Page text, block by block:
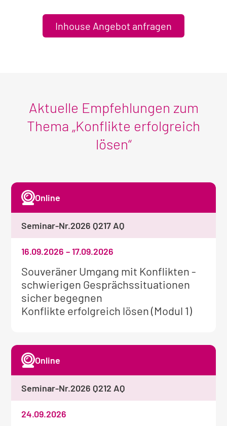
Inhouse Angebot anfragen
Aktuelle Empfehlungen zum
Thema „Konflikte erfolgreich
lösen“
Weitere
Informationen
zum
Seminar:
Souveräner Umgang mit Konflikten -
schwierigen Gesprächssituationen
sicher begegnen
Konflikte erfolgreich lösen (Modul 1)
16.09.2026–17.09.2026
Online
Seminar-Nr.2026 Q217 AQ
24.09.2026
Online
Seminar-Nr.2026 Q212 AQ